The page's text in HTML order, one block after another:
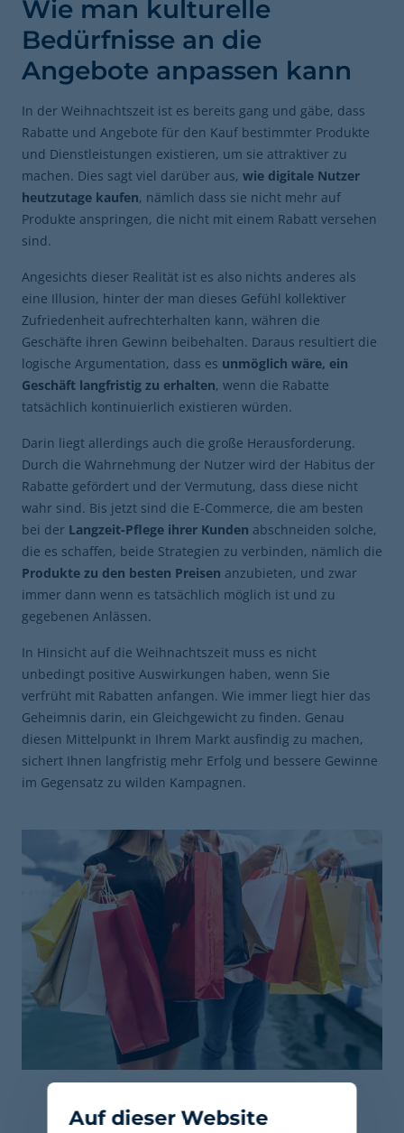
Wie man kulturelle
Bedürfnisse an die
Angebote anpassen kann
In der Weihnachtszeit ist es bereits gang und gäbe, dass
Rabatte und Angebote für den Kauf bestimmter Produkte
und Dienstleistungen existieren, um sie attraktiver zu
machen. Dies sagt viel darüber aus, wie digitale Nutzer
heutzutage kaufen, nämlich dass sie nicht mehr auf
Produkte anspringen, die nicht mit einem Rabatt versehen
sind.
Angesichts dieser Realität ist es also nichts anderes als
eine Illusion, hinter der man dieses Gefühl kollektiver
Zufriedenheit aufrechterhalten kann, währen die
Geschäfte ihren Gewinn beibehalten. Daraus resultiert die
logische Argumentation, dass es unmöglich wäre, ein
Geschäft langfristig zu erhalten, wenn die Rabatte
tatsächlich kontinuierlich existieren würden.
Darin liegt allerdings auch die große Herausforderung.
Durch die Wahrnehmung der Nutzer wird der Habitus der
Rabatte gefördert und der Vermutung, dass diese nicht
wahr sind. Bis jetzt sind die E-Commerce, die am besten
bei der Langzeit-Pflege ihrer Kunden abschneiden solche,
die es schaffen, beide Strategien zu verbinden, nämlich die
Produkte zu den besten Preisen anzubieten, und zwar
immer dann wenn es tatsächlich möglich ist und zu
gegebenen Anlässen.
In Hinsicht auf die Weihnachtszeit muss es nicht
unbedingt positive Auswirkungen haben, wenn Sie
verfrüht mit Rabatten anfangen. Wie immer liegt hier das
Geheimnis darin, ein Gleichgewicht zu finden. Genau
diesen Mittelpunkt in Ihrem Markt ausfindig zu machen,
sichert Ihnen langfristig mehr Erfolg und bessere Gewinne
im Gegensatz zu wilden Kampagnen.
Auf dieser Website